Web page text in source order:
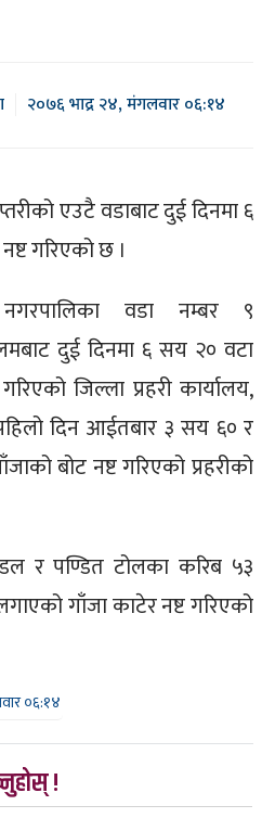
२०७६ भाद्र २४, मंगलवार ०६:१४
एउटै वडाबाट दुई दिनमा ६
गरिएको छ ।
नगरपालिका वडा नम्बर ९
दुई दिनमा ६ सय २० वटा
जिल्ला प्रहरी कार्यालय,
दिन आईतबार ३ सय ६० र
बोट नष्ट गरिएको प्रहरीको
र पण्डित टोलका करिब ५३
गाँजा काटेर नष्ट गरिएको
०६:१४
!